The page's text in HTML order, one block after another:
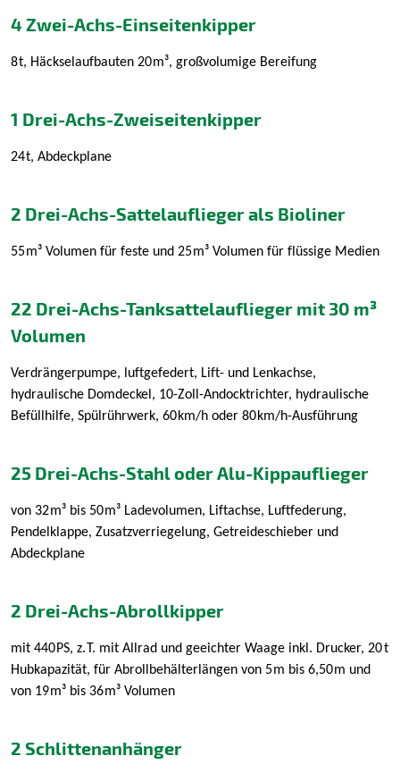
4 Zwei-Achs-Einseitenkipper
8t, Häckselaufbauten 20m³, großvolumige Bereifung
1 Drei-Achs-Zweiseitenkipper
24t, Abdeckplane
2 Drei-Achs-Sattelauflieger als Bioliner
55m³ Volumen für feste und 25m³ Volumen für flüssige Medien
22 Drei-Achs-Tanksattelauflieger mit 30 m³
Volumen
Verdrängerpumpe, luftgefedert, Lift- und Lenkachse,
hydraulische Domdeckel, 10-Zoll-Andocktrichter, hydraulische
Befüllhilfe, Spülrührwerk, 60km/h oder 80km/h-Ausführung
25 Drei-Achs-Stahl oder Alu-Kippauflieger
von 32m³ bis 50m³ Ladevolumen, Liftachse, Luftfederung,
Pendelklappe, Zusatzverriegelung, Getreideschieber und
Abdeckplane
2 Drei-Achs-Abrollkipper
mit 440PS, z.T. mit Allrad und geeichter Waage inkl. Drucker, 20t
Hubkapazität, für Abrollbehälterlängen von 5m bis 6,50m und
von 19m³ bis 36m³ Volumen
2 Schlittenanhänger